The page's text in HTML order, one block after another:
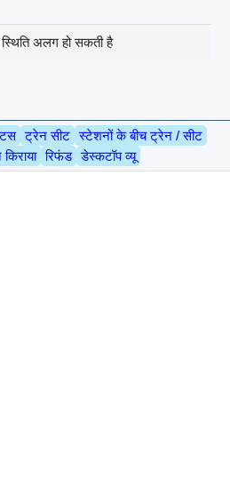
स्थिति अलग हो सकती है
ट्रेन सीट स्टेशनों के बीच ट्रेन / सीट
रिफंड डेस्कटॉप व्यू